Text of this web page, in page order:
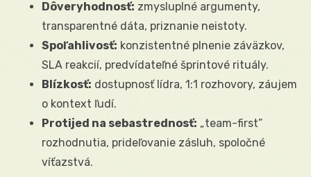
Dôveryhodnosť: zmysluplné argumenty,
transparentné dáta, priznanie neistoty.
Spoľahlivosť: konzistentné plnenie záväzkov,
SLA reakcií, predvídateľné šprintové rituály.
Blízkosť: dostupnosť lídra, 1:1 rozhovory, záujem
o kontext ľudí.
Protijed na sebastrednosť: „team-first”
rozhodnutia, prideľovanie zásluh, spoločné
víťazstvá.